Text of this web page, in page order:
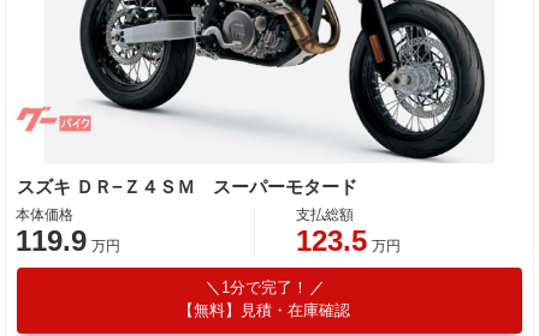
スズキ ＤＲ−Ｚ４ＳＭ スーパーモタード
本体価格
119.9 万円
支払総額
123.5 万円
1分で完了！
【無料】見積・在庫確認